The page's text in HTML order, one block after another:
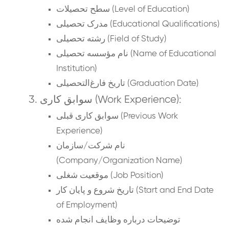
سطح تحصیلات (Level of Education)
مدرک تحصیلی (Educational Qualifications)
رشته تحصیلی (Field of Study)
نام مؤسسه تحصیلی (Name of Educational
Institution)
تاریخ فارغ‌التحصیلی (Graduation Date)
سوابق کاری (Work Experience):
سوابق کاری قبلی (Previous Work
Experience)
نام شرکت/سازمان
(Company/Organization Name)
موقعیت شغلی (Job Position)
تاریخ شروع و پایان کار (Start and End Date
of Employment)
توضیحات درباره وظایف انجام شده